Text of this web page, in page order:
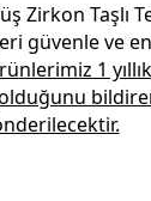
Zirkon Taşlı
güvenle ve
1